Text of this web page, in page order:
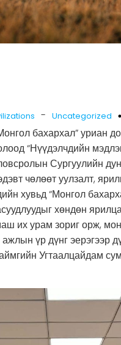
- Uncategorized
бахархал”
“Нүүдэлчдийн
Сургуулийн
чөлөөт уулзалт,
хувьд “Монгол
хөндөн
их урам зориг орж,
үр дүнг эерэгээр
Угтаалцайдам